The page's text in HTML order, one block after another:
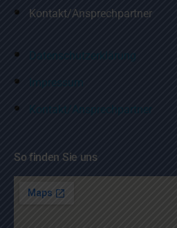
Kontakt/Ansprechpartner
Datenschutzerklärung
Impressum
Kontakt/Ansprechpartner
So finden Sie uns